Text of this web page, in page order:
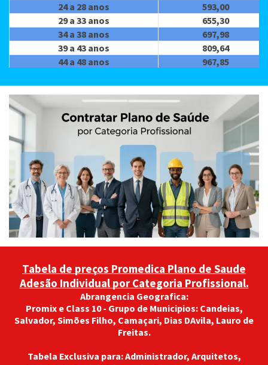
24 a 28 anos
593,00
29 a 33 anos
655,30
34 a 38 anos
697,98
39 a 43 anos
809,64
44 a 48 anos
967,85
54 a 58 anos
1.378,09
59 anos ou +
Modalidade
Adesão Individual
VALIDADE
08/2026
Tabela de preços Promedica Plano de Saude
Adesão Individual por Categoria Profissional.
Abrangencia Geografica:
Promix e Class 10 - Grupo de Municipios: Candeias,
Salvador, Simões Filho, Camaçari, Dias DAvila, Lauro de
Freitas.
Tabela Exclusiva para: Administrador, Arquitetos,